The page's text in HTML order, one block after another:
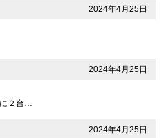
2024年4月25日
2024年4月25日
に２台…
2024年4月25日